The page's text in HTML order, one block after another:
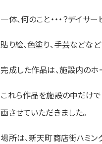
一体、何のこと・・・？デイ
貼り絵、色塗り、手芸などなど
完成した作品は、施設内のホ
これら作品を施設の中だけで
画させていただきました。
場所は、新天町商店街ハミン